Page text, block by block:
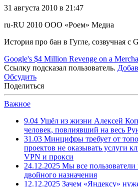
31 августа 2010 в 21:47
ru-RU 2010 ООО «Роем» Медиа
История про бан в Гугле, созвучная с
Google's $4 Million Revenge on a
Ссылку подсказал пользователь.
Обсудить
Поделиться
Важное
9.04 Ушёл из жизни Алексей
человек, повлиявший на весь
31.03 Минцифры требует от
проектов не оказывать услуги
VPN и прокси
24.12.2025 Мы все
двойного назначения
12.12.2025 Зачем «Яндексу»